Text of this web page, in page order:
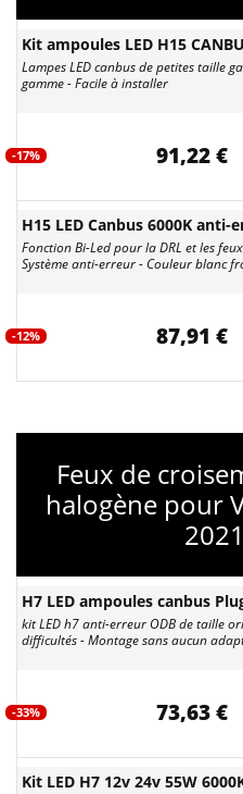
Kit ampoules LED H15
Lampes LED canbus de petites taille
gamme - Facile à installer
-17% 91,22 €
H15 LED Canbus 6000K anti-
Fonction Bi-Led pour la DRL et les
Système anti-erreur - Couleur blanc
-12% 87,91 €
Feux de
halogène pour
H7 LED ampoules canbus
kit LED h7 anti-erreur ODB de taille
difficultés - Montage sans aucun
-33% 73,63 €
Kit LED H7 12v 24v 55W